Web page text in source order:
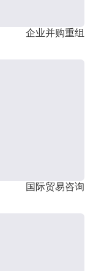
企业并购重组
国际贸易咨询